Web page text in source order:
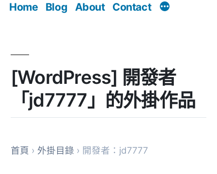
Home
Blog About Contact
[WordPress] 開發者
「jd7777」的外掛作品
首頁 › 外掛目錄 › 開發者：jd7777